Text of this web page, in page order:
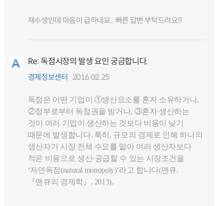
재수생인데 마음이 급하네요.. 빠른 답변 부탁드려요!!
Re: 독점시장의 발생 요인 궁금합니다.
경제정보센터 2016.02.25
독점은 어떤 기업이 ①생산요소를 혼자 소유하거나,
②정부로부터 독점권을 받거나, ③혼자 생산하는
것이 여러 기업이 생산하는 것보다 비용이 낮기
때문에 발생합니다. 특히, 규모의 경제로 인해 하나의
생산자가 시장 전체 수요를 맡아 여러 생산자보다
적은 비용으로 생산·공급할 수 있는 시장조건을
‘자연독점(natural monopoly)’라고 합니다(맨큐.
『맨큐의 경제학』. 2013).